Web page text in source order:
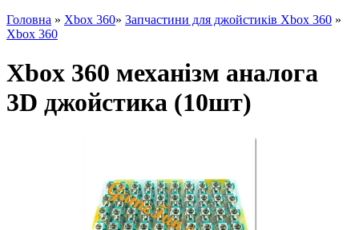
Головна » Xbox 360» Запчастини для джойстиків Xbox 360 »
Xbox 360
Xbox 360 механізм аналога
3D джойстика (10шт)